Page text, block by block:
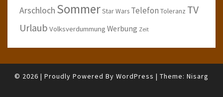
Arschloch SommerStar Wars Telefon Toleranz TV
Urlaub Volksverdummung Werbung Zeit
© 2026 | Proudly Powered By WordPress | Theme: Nisarg